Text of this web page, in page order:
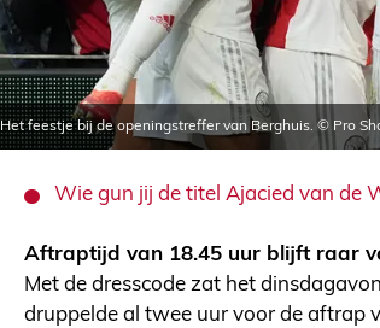
Het feestje bij de openingstreffer van Berghuis. © Pro
Wie gun jij de titel Ajacied van de
Aftraptijd van 18.45 uur blijft raar
Met de dresscode zat het
druppelde al twee uur voor de